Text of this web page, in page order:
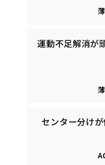
運動不足解消が
センター分け